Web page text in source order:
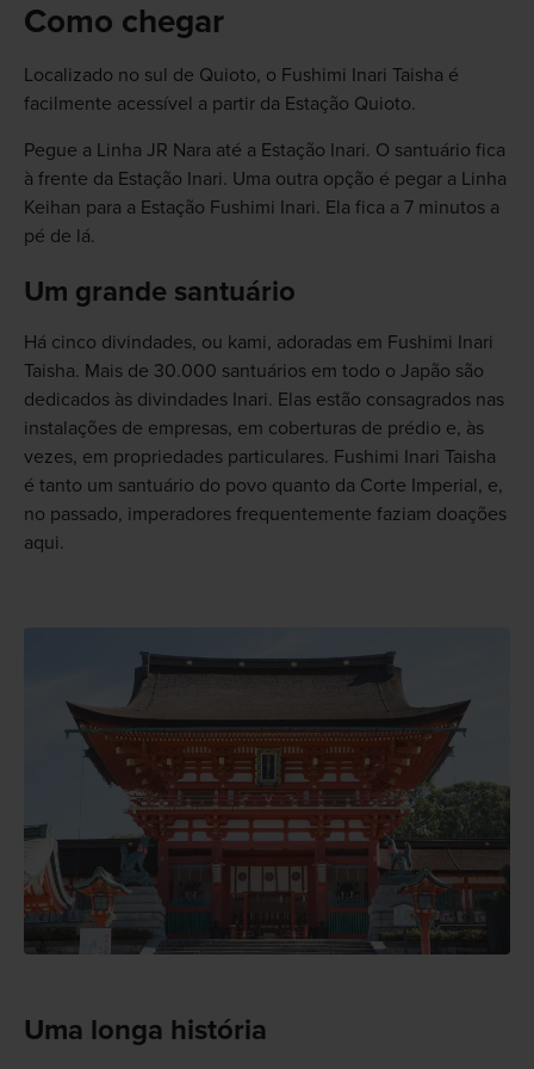
Como chegar
Localizado no sul de Quioto, o Fushimi Inari Taisha é
facilmente acessível a partir da Estação Quioto.
Pegue a Linha JR Nara até a Estação Inari. O santuário fica
à frente da Estação Inari. Uma outra opção é pegar a Linha
Keihan para a Estação Fushimi Inari. Ela fica a 7 minutos a
pé de lá.
Um grande santuário
Há cinco divindades, ou kami, adoradas em Fushimi Inari
Taisha. Mais de 30.000 santuários em todo o Japão são
dedicados às divindades Inari. Elas estão consagrados nas
instalações de empresas, em coberturas de prédio e, às
vezes, em propriedades particulares. Fushimi Inari Taisha
é tanto um santuário do povo quanto da Corte Imperial, e,
no passado, imperadores frequentemente faziam doações
aqui.
Uma longa história